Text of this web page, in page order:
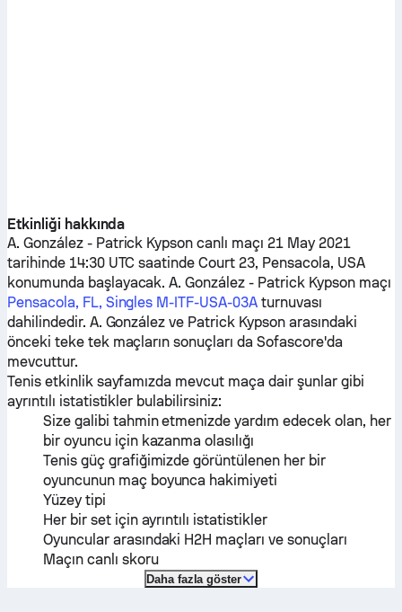
Etkinliği hakkında
A. González- Patrick Kypson canlı maçı 21 May 2021
tarihinde 14:30 UTC saatinde Court 23, Pensacola, USA
konumunda başlayacak.A. González - Patrick Kypsonmaçı
Pensacola, FL, Singles M-ITF-USA-03A turnuvası
dahilindedir. A. González ve Patrick Kypsonarasındaki
önceki teke tek maçların sonuçları da Sofascore'da
mevcuttur.
Tenis etkinlik sayfamızda mevcut maça dair şunlar gibi
ayrıntılı istatistikler bulabilirsiniz:
Size galibi tahmin etmenizde yardım edecek olan, her
bir oyuncu için kazanma olasılığı
Tenis güç grafiğimizde görüntülenen her bir
oyuncunun maç boyunca hakimiyeti
Yüzey tipi
Her bir set için ayrıntılı istatistikler
Oyuncular arasındaki H2H maçları ve sonuçları
Maçın canlı skoru
Daha fazla göster